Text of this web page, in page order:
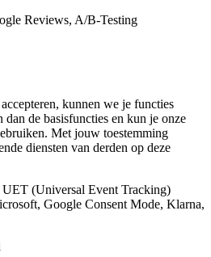
Reviews, A/B-Testing
kunnen we je functies
dan de basisfuncties en kun je onze
Met jouw toestemming
diensten van derden op deze
UET (Universal Event Tracking)
Google Consent Mode, Klarna,